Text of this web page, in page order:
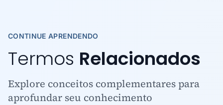
CONTINUE APRENDENDO
Termos Relacionados
Explore conceitos complementares para
aprofundar seu conhecimento